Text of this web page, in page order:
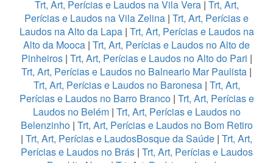
Trt, Art, Perícias e Laudos na Vila Vera| Trt, Art,
Perícias e Laudos na Vila Zelina | Trt, Art, Perícias e
Laudos na Alto da Lapa| Trt, Art, Perícias e Laudos na
Alto da Mooca | Trt, Art, Perícias e Laudos no Alto de
Pinheiros| Trt, Art, Perícias e Laudos no Alto do Pari |
Trt, Art, Perícias e Laudos no Balneario Mar Paulista |
Trt, Art, Perícias e Laudos no Baronesa| Trt, Art,
Perícias e Laudos no Barro Branco| Trt, Art, Perícias e
Laudos no Belém| Trt, Art, Perícias e Laudos no
Belenzinho| Trt, Art, Perícias e Laudos no Bom Retiro
| Trt, Art, Perícias e LaudosBosque da Saúde | Trt, Art,
Perícias e Laudos no Brás| Trt, Art, Perícias e Laudos